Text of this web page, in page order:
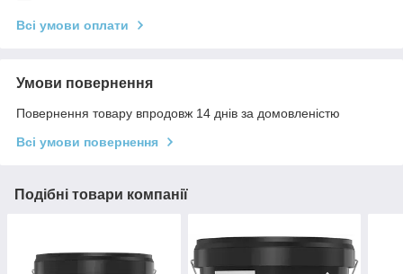
Всі умови оплати
Умови повернення
Повернення товару впродовж 14 днів за домовленістю
Всі умови повернення
Подібні товари компанії